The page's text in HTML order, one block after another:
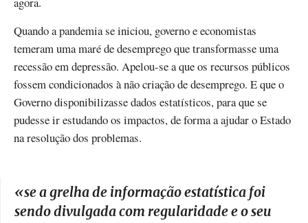
Quando a pandemia se iniciou, governo e economistas
temeram uma maré de desemprego que transformasse uma
recessão em depressão. Apelou-se a que os recursos públicos
fossem condicionados à não criação de desemprego. E que o
Governo disponibilizasse dados estatísticos, para que se
pudesse ir estudando os impactos, de forma a ajudar o Estado
na resolução dos problemas.
«se a grelha de informação estatística foi
sendo divulgada com regularidade e o seu